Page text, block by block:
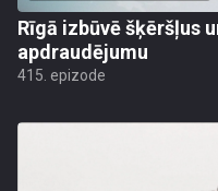
Rīgā izbūvē šķēršļus
apdraudējumu
415. epizode